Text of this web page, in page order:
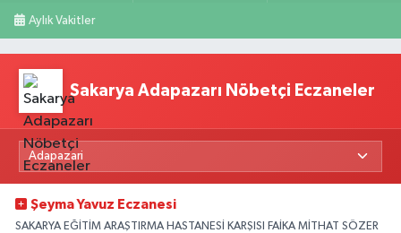
Aylık Vakitler
Sakarya Adapazarı Nöbetçi Eczaneler
Şeyma Yavuz Eczanesi
SAKARYA EĞİTİM ARAŞTIRMA HASTANESİ KARŞISI FAİKA MİTHAT SÖZER